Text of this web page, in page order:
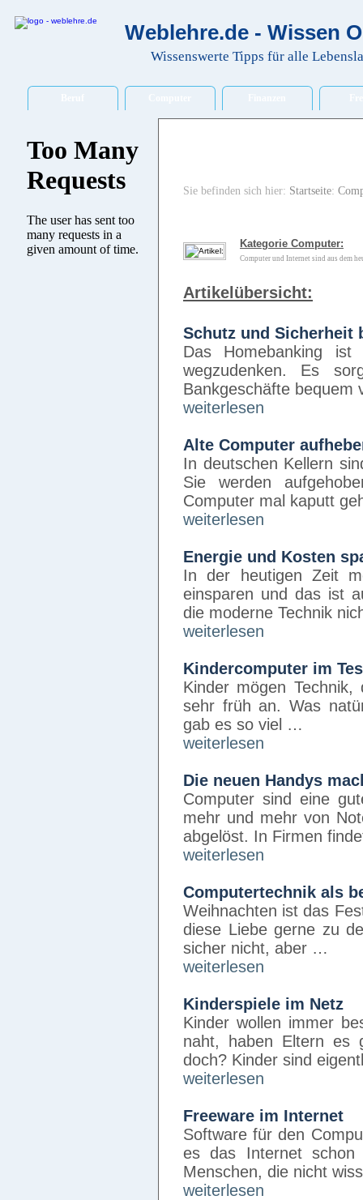
Weblehre.de - Wissen
Wissenswerte Tipps für alle
Sie befinden sich hier: Startseite:
Kategorie Computer:
Computer und Internet sind aus dem
Artikelübersicht:
Schutz und Sicherheit
Das Homebanking
wegzudenken. Es
Bankgeschäfte
weiterlesen
Alte Computer
In deutschen Kellern
Sie werden
Computer mal kaputt
weiterlesen
Energie und Kosten
In der heutigen Zeit
einsparen und das ist
die moderne Technik
weiterlesen
Kindercomputer im
Kinder mögen
sehr früh an. Was
gab es so viel …
weiterlesen
Die neuen Handys
Computer sind eine
mehr und mehr von
abgelöst. In Firmen
weiterlesen
Computertechnik als
Weihnachten ist das
diese Liebe gerne zu
sicher nicht, aber …
weiterlesen
Kinderspiele im Netz
Kinder wollen immer
naht, haben Eltern es
doch? Kinder sind
weiterlesen
Freeware im Internet
Software für den
es das Internet
Menschen, die nicht
weiterlesen